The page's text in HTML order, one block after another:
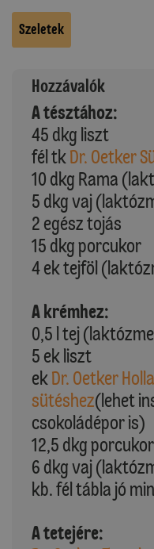
Szeletek
Hozzávalók
A tésztához:
45 dkg liszt
fél tk Dr. Oetker
10 dkg Rama
5 dkg vaj
2 egész tojás
15 dkg porcukor
4 ek tejföl
A krémhez:
0,5 l tej
5 ek liszt
ek Dr. Oetker
sütéshez(lehet
csokoládépor is)
12,5 dkg porcukor
6 dkg vaj
kb. fél tábla jó
A tetejére: